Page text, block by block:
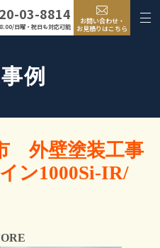
03-8814
日曜・祝日も対応可能
お問い合わせ・
お見積りはこちら
例
外壁塗装工事
ン1000Si-IR/